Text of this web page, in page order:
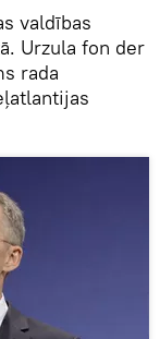
valdības
Urzula fon der
rada